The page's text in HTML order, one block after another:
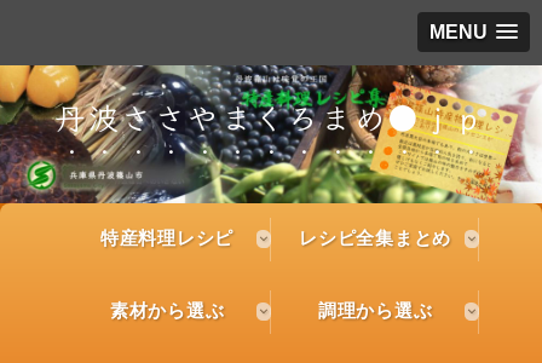
MENU
丹波ささやまくろまめ●ｊｐ
特産料理レシピ レシピ全集まとめ
素材から選ぶ 調理から選ぶ